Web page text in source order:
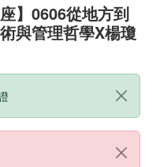
】0606從地方到
與管理哲學X楊瓊